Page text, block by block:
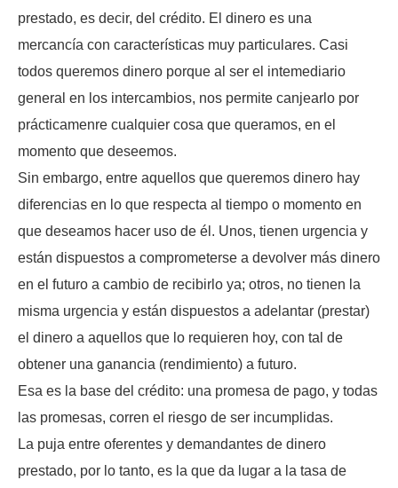
prestado, es decir, del crédito. El dinero es una
mercancía con características muy particulares. Casi
todos queremos dinero porque al ser el intemediario
general en los intercambios, nos permite canjearlo por
prácticamenre cualquier cosa que queramos, en el
momento que deseemos.
Sin embargo, entre aquellos que queremos dinero hay
diferencias en lo que respecta al tiempo o momento en
que deseamos hacer uso de él. Unos, tienen urgencia y
están dispuestos a comprometerse a devolver más dinero
en el futuro a cambio de recibirlo ya; otros, no tienen la
misma urgencia y están dispuestos a adelantar (prestar)
el dinero a aquellos que lo requieren hoy, con tal de
obtener una ganancia (rendimiento) a futuro.
Esa es la base del crédito: una promesa de pago, y todas
las promesas, corren el riesgo de ser incumplidas.
La puja entre oferentes y demandantes de dinero
prestado, por lo tanto, es la que da lugar a la tasa de